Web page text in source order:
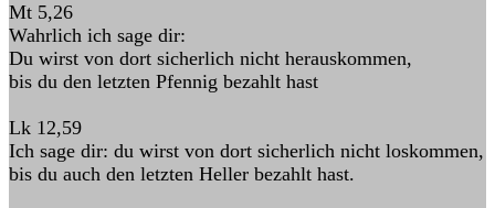
Mt 5,26
Wahrlich ich sage dir:
Du wirst von dort sicherlich nicht herauskommen,
bis du den letzten Pfennig bezahlt hast
Lk 12,59
Ich sage dir: du wirst von dort sicherlich nicht loskommen,
bis du auch den letzten Heller bezahlt hast.